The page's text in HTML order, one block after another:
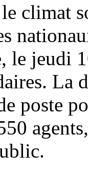
climat
le jeudi
La
poste